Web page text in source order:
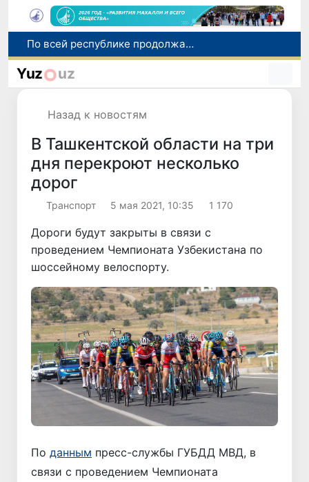
Оказавшийся в сложной ситуации в Германии соотечественник возвращен в Узбекистан
В Узбекистане определили порядок создания и эксплуатации платных автодорог
Yuz uz
Назад к новостям
В Ташкентской области на три
дня перекроют несколько
дорог
Транспорт 5 мая 2021, 10:35 1 170
Дороги будут закрыты в связи с
проведением Чемпионата Узбекистана по
шоссейному велоспорту.
По данным пресс-службы ГУБДД МВД, в
связи с проведением Чемпионата